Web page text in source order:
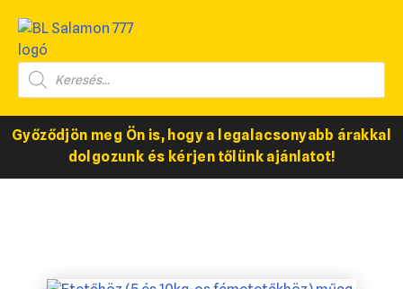
Győződjön meg Ön is, hogy a legalacsonyabb árakkal
dolgozunk és kérjen tőlünk ajánlatot!